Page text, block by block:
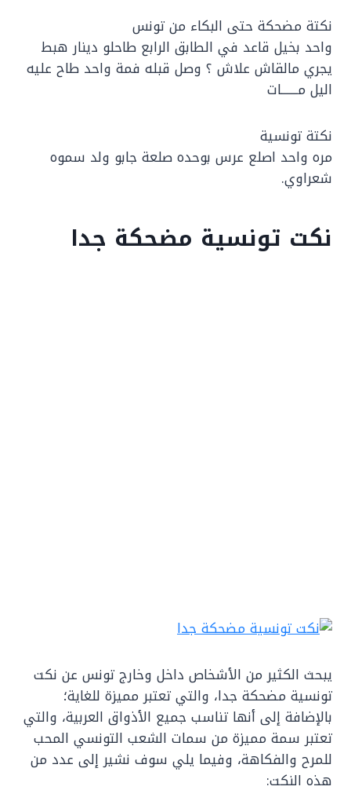
نكتة مضحكة حتى البكاء من تونس
واحد بخيل قاعد في الطابق الرابع طاحلو دينار هبط
يجري مالقاش علاش ؟ وصل قبله فمة واحد طاح عليه
اليل مـــــــات
نكتة تونسية
مره واحد اصلع عرس بوحده صلعة جابو ولد سموه
شعراوي.
نكت تونسية مضحكة جدا
يبحث الكثير من الأشخاص داخل وخارج تونس عن نكت
تونسية مضحكة جدا، والتي تعتبر مميزة للغاية؛
بالإضافة إلى أنها تناسب جميع الأذواق العربية، والتي
تعتبر سمة مميزة من سمات الشعب التونسي المحب
للمرح والفكاهة، وفيما يلي سوف نشير إلى عدد من
هذه النكت: